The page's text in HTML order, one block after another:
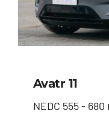
Avatr 11
NEDC 555 - 680